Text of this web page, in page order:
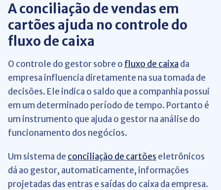
A conciliação de vendas em
cartões ajuda no controle do
fluxo de caixa
O controle do gestor sobre o fluxo de caixa da
empresa influencia diretamente na sua tomada de
decisões. Ele indica o saldo que a companhia possui
em um determinado período de tempo. Portanto é
um instrumento que ajuda o gestor na análise do
funcionamento dos negócios.
Um sistema de conciliação de cartões eletrônicos
dá ao gestor, automaticamente, informações
projetadas das entras e saídas do caixa da empresa.